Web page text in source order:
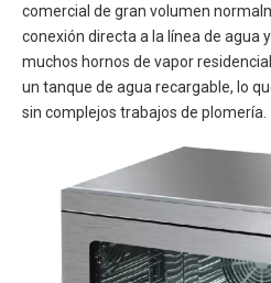
comercial de gran volumen
conexión directa a la línea de agua
muchos hornos de vapor
un tanque de agua recargable, lo
sin complejos trabajos de plomería.